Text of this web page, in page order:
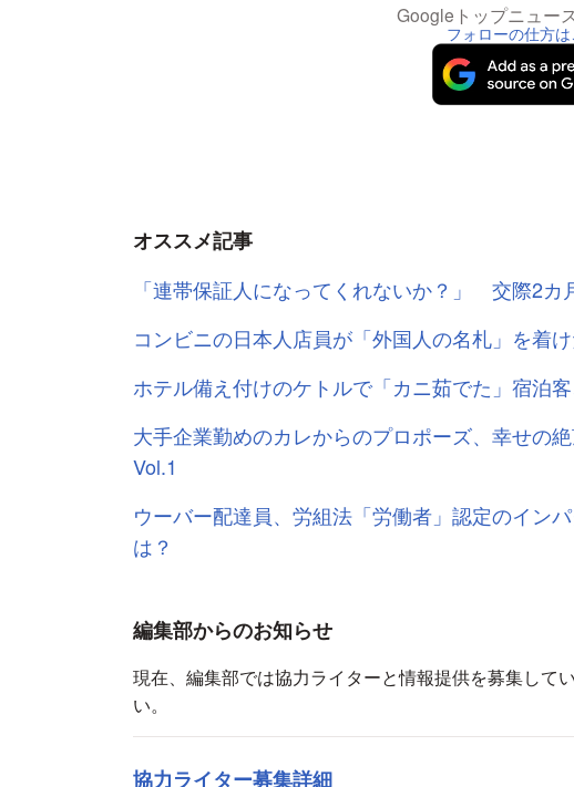
Googleトップニュー
フォローの仕方は
オススメ記事
「連帯保証人になってくれないか？」 交際2カ
コンビニの日本人店員が「外国人の名札」を着
ホテル備え付けのケトルで「カニ茹でた」宿泊
大手企業勤めのカレからのプロポーズ、幸せの
Vol.1
ウーバー配達員、労組法「労働者」認定のイン
は？
編集部からのお知らせ
現在、編集部では協力ライターと情報提供を募集して
い。
協力ライター募集詳細